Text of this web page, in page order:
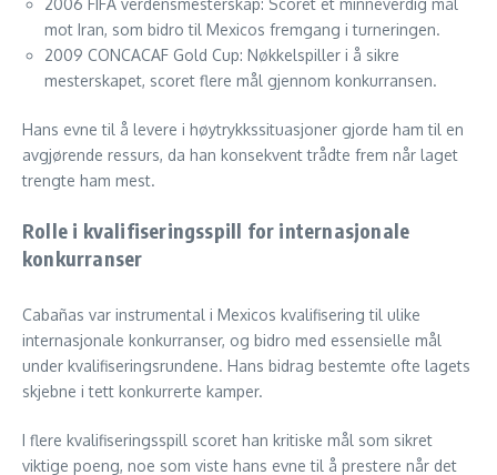
2006 FIFA verdensmesterskap: Scoret et minneverdig mål
mot Iran, som bidro til Mexicos fremgang i turneringen.
2009 CONCACAF Gold Cup: Nøkkelspiller i å sikre
mesterskapet, scoret flere mål gjennom konkurransen.
Hans evne til å levere i høytrykkssituasjoner gjorde ham til en
avgjørende ressurs, da han konsekvent trådte frem når laget
trengte ham mest.
Rolle i kvalifiseringsspill for internasjonale
konkurranser
Cabañas var instrumental i Mexicos kvalifisering til ulike
internasjonale konkurranser, og bidro med essensielle mål
under kvalifiseringsrundene. Hans bidrag bestemte ofte lagets
skjebne i tett konkurrerte kamper.
I flere kvalifiseringsspill scoret han kritiske mål som sikret
viktige poeng, noe som viste hans evne til å prestere når det